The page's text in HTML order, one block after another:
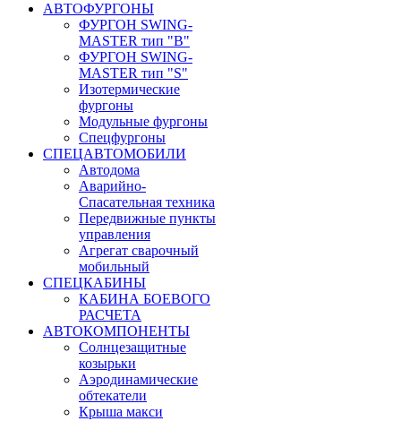
АВТОФУРГОНЫ
ФУРГОН SWING-
MASTER тип "B"
ФУРГОН SWING-
MASTER тип "S"
Изотермические
фургоны
Модульные фургоны
Спецфургоны
СПЕЦАВТОМОБИЛИ
Автодома
Аварийно-
Спасательная техника
Передвижные пункты
управления
Агрегат сварочный
мобильный
СПЕЦКАБИНЫ
КАБИНА БОЕВОГО
РАСЧЕТА
АВТОКОМПОНЕНТЫ
Солнцезащитные
козырьки
Аэродинамические
обтекатели
Крыша макси